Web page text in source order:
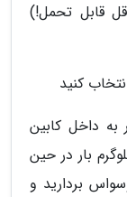
قابل تحمل!)
کنید
7 کیلوگرم بار به داخل کابین
معنا نیست که واقعا به 7 کیلوگرم بار در حین
بردارید و